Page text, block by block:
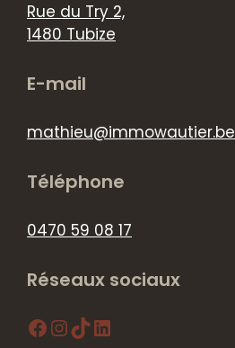
Rue du Try 2,
1480 Tubize
E-mail
mathieu@immowautier.be
Téléphone
0470 59 08 17
Réseaux sociaux
Facebook
Instagram
TikTokLinkedIn